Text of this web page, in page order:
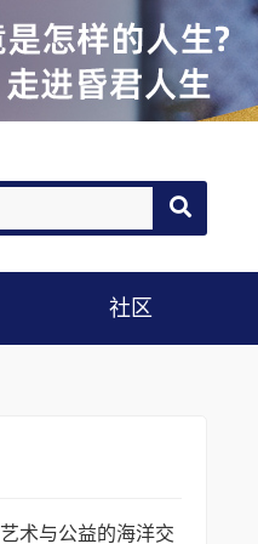
社区
艺术与公益的海洋交